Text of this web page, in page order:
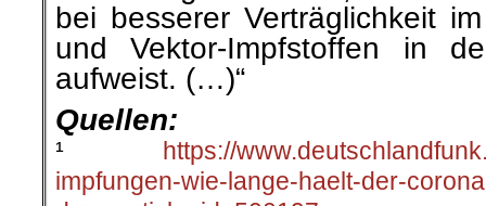
bei besserer Verträglichkeit
und Vektor-Impfstoffen in
aufweist. (…)“
Quellen:
¹ https://
impfungen-wie-lange-haelt-der-